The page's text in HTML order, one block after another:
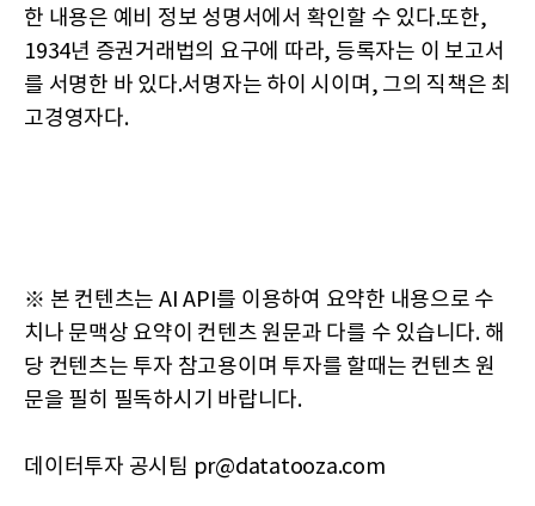
한 내용은 예비 정보 성명서에서 확인할 수 있다.또한,
1934년 증권거래법의 요구에 따라, 등록자는 이 보고서
를 서명한 바 있다.서명자는 하이 시이며, 그의 직책은 최
고경영자다.
※ 본 컨텐츠는 AI API를 이용하여 요약한 내용으로 수
치나 문맥상 요약이 컨텐츠 원문과 다를 수 있습니다. 해
당 컨텐츠는 투자 참고용이며 투자를 할때는 컨텐츠 원
문을 필히 필독하시기 바랍니다.
데이터투자 공시팀 pr@datatooza.com